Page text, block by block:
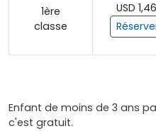
1ère
classe
USD
Enfant de moins de 3 ans
c'est gratuit.